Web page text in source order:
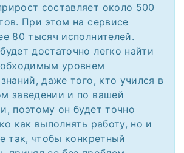
составляет около 500
При этом на сервисе
80 тысяч исполнителей.
достаточно легко найти
уровнем
даже того, кто учился в
заведении и по вашей
поэтому он будет точно
как выполнять работу, но и
так, чтобы конкретный